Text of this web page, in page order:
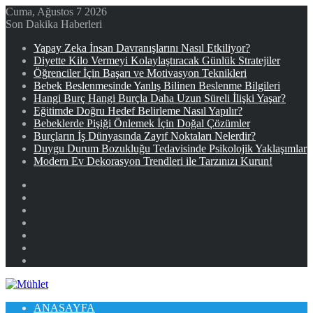
Cuma, Ağustos 7 2026
Son Dakika Haberleri
Yapay Zeka İnsan Davranışlarını Nasıl Etkiliyor?
Diyette Kilo Vermeyi Kolaylaştıracak Günlük Stratejiler
Öğrenciler İçin Başarı ve Motivasyon Teknikleri
Bebek Beslenmesinde Yanlış Bilinen Beslenme Bilgileri
Hangi Burç Hangi Burçla Daha Uzun Süreli İlişki Yaşar?
Eğitimde Doğru Hedef Belirleme Nasıl Yapılır?
Bebeklerde Pişiği Önlemek İçin Doğal Çözümler
Burçların İş Dünyasında Zayıf Noktaları Nelerdir?
Duygu Durum Bozukluğu Tedavisinde Psikolojik Yaklaşımlar
Modern Ev Dekorasyon Trendleri ile Tarzınızı Kurun!
ANASAYFA